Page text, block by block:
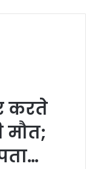
करते
मौत;